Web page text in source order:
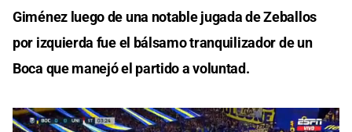
Giménez luego de una notable jugada de Zeballos
por izquierda fue el bálsamo tranquilizador de un
Boca que manejó el partido a voluntad.